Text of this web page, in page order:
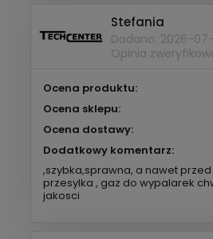
Stefania
Dodano: 2026-07-
Opinia
Ocena produktu:
Ocena sklepu:
Ocena dostawy:
Dodatkowy komentarz:
,szybka,sprawna, a nawet
przesylka , gaz do wypalarek
jakosci